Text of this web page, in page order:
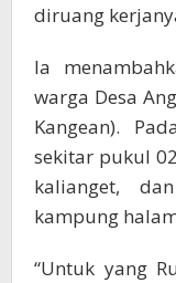
diruang
Ia
warga Desa
Kangean).
sekitar pukul
kalianget,
kampung
“Untuk yang